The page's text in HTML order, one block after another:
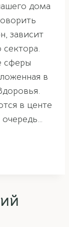
дома
зависит
сферы
в
в центе